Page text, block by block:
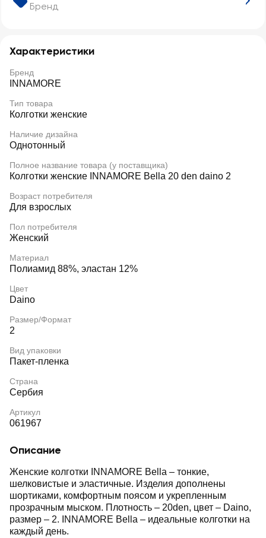
Бренд
Характеристики
Бренд
INNAMORE
Тип товара
Колготки женские
Наличие дизайна
Однотонный
Полное название товара (у поставщика)
Колготки женские INNAMORE Bella 20 den daino 2
Возраст потребителя
Для взрослых
Пол потребителя
Женский
Материал
Полиамид 88%, эластан 12%
Цвет
Daino
Размер/Формат
2
Вид упаковки
Пакет-пленка
Страна
Сербия
Артикул
061967
Описание
Женские колготки INNAMORE Bella – тонкие,
шелковистые и эластичные. Изделия дополнены
шортиками, комфортным поясом и укрепленным
прозрачным мыском. Плотность – 20den, цвет – Daino,
размер – 2. INNAMORE Bella – идеальные колготки на
каждый день.